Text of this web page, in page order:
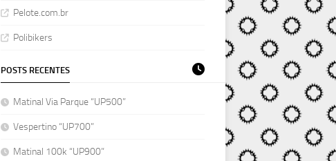
Pelote.com.br
Polibikers
POSTS RECENTES
Matinal Via Parque “UP500”
Vespertino “UP700”
Matinal 100k “UP900”